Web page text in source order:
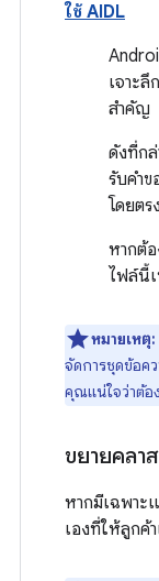
ใช้ AIDL
เจาะ
สำคัญ
ดังที่ก
รับคำข
โดยต
หากต้อ
ไฟล์นี้
หมายเหตุ:
จัดการชุดข้อค
คุณแน่ใจว่าต้อ
ขยายคลา
หากมีเฉพาะ
เองที่ให้ลูกค้า